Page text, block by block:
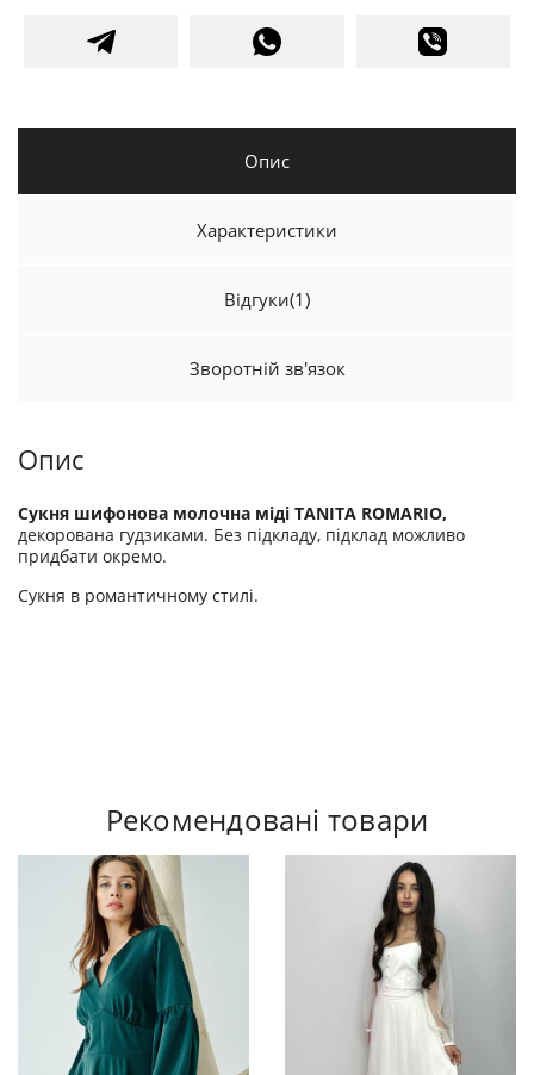
Опис
Характеристики
Відгуки(1)
Зворотній зв'язок
Опис
Сукня шифонова молочна міді TANITA ROMARIO,
декорована гудзиками. Без підкладу, підклад можливо
придбати окремо.
Сукня в романтичному стилі.
Рекомендовані товари